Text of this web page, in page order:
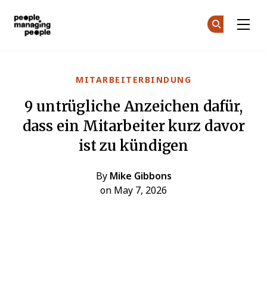
MITARBEITERBINDUNG
9 untrügliche Anzeichen dafür,
dass ein Mitarbeiter kurz davor
ist zu kündigen
By Mike Gibbons
on May 7, 2026